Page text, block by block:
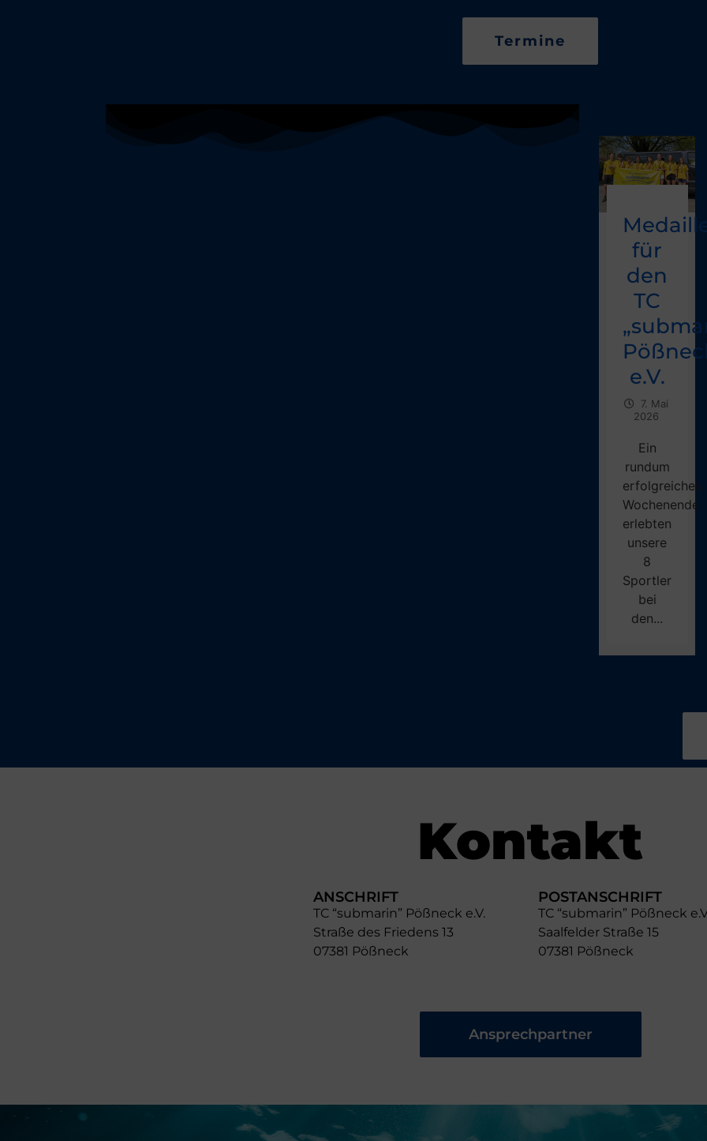
Termine
für
den
TC
e.V.
7. Mai
2026
Ein
rundum
erfolgreiches
Wochenende
erlebten
unsere
8
Sportler
bei
den...
Kontakt
ANSCHRIFT
TC “submarin” Pößneck e.V.
Straße des Friedens 13
07381 Pößneck
POSTANSCHRIFT
TC “submarin” Pößneck
Saalfelder Straße 15
07381 Pößneck
Ansprechpartner